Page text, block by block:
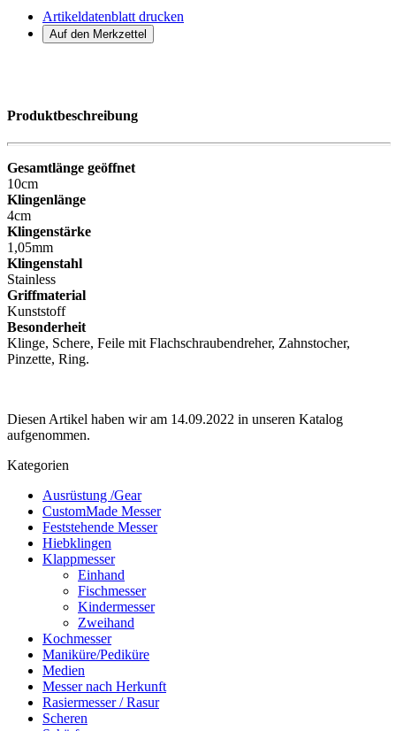
Artikeldatenblatt drucken
Produktbeschreibung
Gesamtlänge geöffnet
10cm
Klingenlänge
4cm
Klingenstärke
1,05mm
Klingenstahl
Stainless
Griffmaterial
Kunststoff
Besonderheit
Klinge, Schere, Feile mit Flachschraubendreher, Zahnstocher,
Pinzette, Ring.
Diesen Artikel haben wir am 14.09.2022 in unseren Katalog
aufgenommen.
Kategorien
Ausrüstung /Gear
CustomMade Messer
Feststehende Messer
Hiebklingen
Klappmesser
Einhand
Fischmesser
Kindermesser
Zweihand
Kochmesser
Maniküre/Pediküre
Medien
Messer nach Herkunft
Rasiermesser / Rasur
Scheren